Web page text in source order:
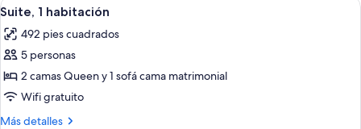
todas
las
fotos
de
Suite,
1
4
Suite, 1 habitación
492 pies cuadrados
5 personas
2 camas Queen y 1 sofá cama matrimonial
Wifi gratuito
Más detalles
Más